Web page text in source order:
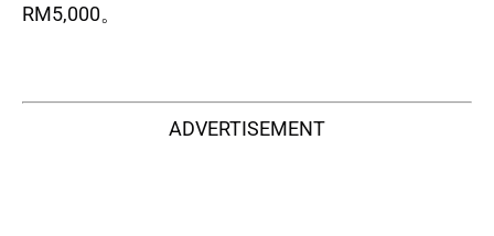
RM5,000。
ADVERTISEMENT